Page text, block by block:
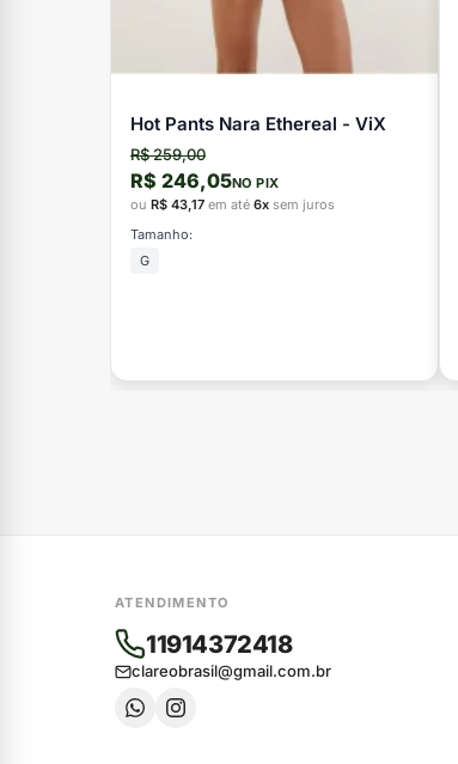
Hot Pants Nara Ethereal - ViX
R$ 259,00
R$ 246,05NO PIX
ou R$ 43,17 em até 6x sem juros
Tamanho:
G
ATENDIMENTO
11914372418
clareobrasil@gmail.com.br